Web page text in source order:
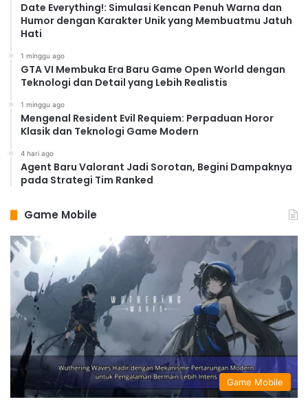
Date Everything!: Simulasi Kencan Penuh Warna dan
Humor dengan Karakter Unik yang Membuatmu Jatuh
Hati
1 minggu ago
GTA VI Membuka Era Baru Game Open World dengan
Teknologi dan Detail yang Lebih Realistis
1 minggu ago
Mengenal Resident Evil Requiem: Perpaduan Horor
Klasik dan Teknologi Game Modern
4 hari ago
Agent Baru Valorant Jadi Sorotan, Begini Dampaknya
pada Strategi Tim Ranked
Game Mobile
Game Mobile